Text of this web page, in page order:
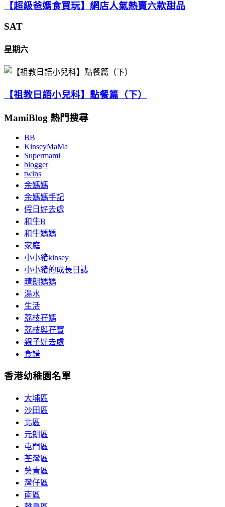
【超級爸媽食買玩】網店人氣熱賣六款甜品
SAT
星期六
【祖教日語小兒科】點餐篇（下）
MamiBlog 熱門搜尋
BB
KinseyMaMa
Supermami
blogger
twins
余媽媽
余媽媽手記
假日好去處
和牛B
和牛媽媽
家庭
小小豬kinsey
小小豬的成長日誌
晴朗媽媽
湯水
生活
荔枝孖媽
荔枝與孖寶
親子好去處
食譜
香港幼稚園名單
大埔區
沙田區
北區
元朗區
屯門區
荃灣區
葵青區
灣仔區
南區